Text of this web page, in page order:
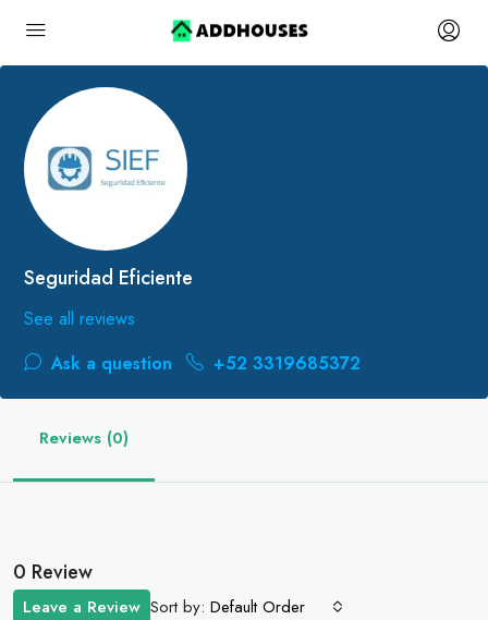
Seguridad Eficiente
See all reviews
Ask a question
+52 3319685372
Reviews (0)
0 Review
Sort by: Default Order
Leave a Review